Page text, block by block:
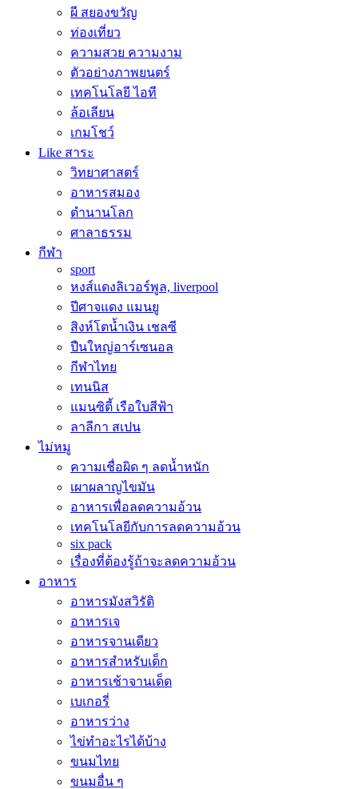
ผี สยองขวัญ
ท่องเที่ยว
ความสวย ความงาม
ตัวอย่างภาพยนตร์
เทคโนโลยี ไอที
ล้อเลียน
เกมโชว์
Like สาระ
วิทยาศาสตร์
อาหารสมอง
ตำนานโลก
ศาลาธรรม
กีฬา
sport
หงส์แดงลิเวอร์พูล, liverpool
ปีศาจแดง แมนยู
สิงห์โตน้ำเงิน เชลซี
ปืนใหญ่อาร์เซนอล
กีฬาไทย
เทนนิส
แมนซิตี้ เรือใบสีฟ้า
ลาลีกา สเปน
ไม่หมู
ความเชื่อผิด ๆ ลดน้ำหนัก
เผาผลาญไขมัน
อาหารเพื่อลดความอ้วน
เทคโนโลยีกับการลดความอ้วน
six pack
เรื่องที่ต้องรู้ถ้าจะลดความอ้วน
อาหาร
อาหารมังสวิรัติ
อาหารเจ
อาหารจานเดียว
อาหารสำหรับเด็ก
อาหารเช้าจานเด็ด
เบเกอรี่
อาหารว่าง
ไข่ทำอะไรได้บ้าง
ขนมไทย
ขนมอื่น ๆ